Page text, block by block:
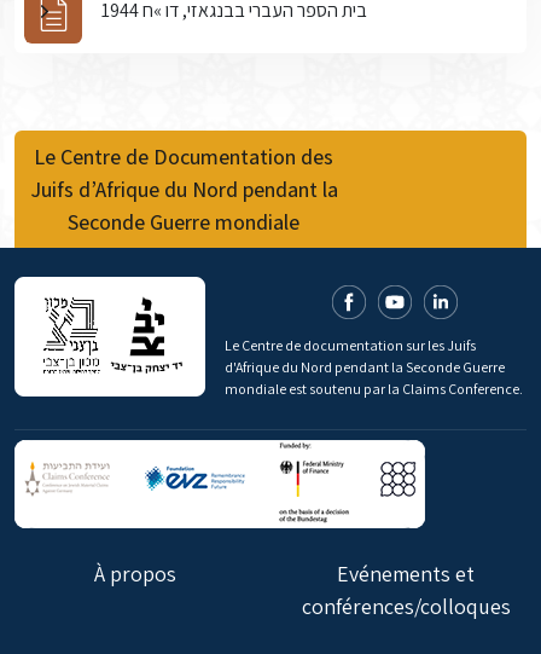
בית הספר העברי בבנגאזי, דו »ח 1944
Le Centre de Documentation des
Juifs d’Afrique du Nord pendant la
Seconde Guerre mondiale
Le Centre de documentation sur les Juifs
d'Afrique du Nord pendant la Seconde Guerre
mondiale est soutenu par la Claims Conference.
À propos
Evénements et
conférences/colloques